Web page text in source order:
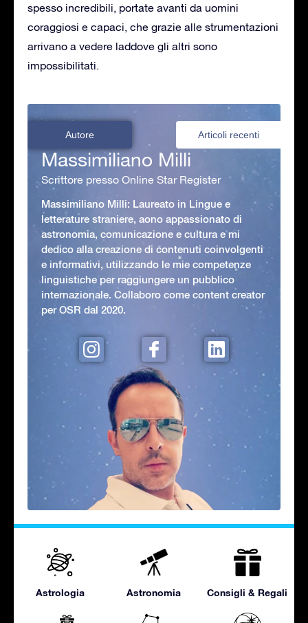
spesso incredibili, portate avanti da uomini
coraggiosi e capaci, che grazie alle strumentazioni
arrivano a vedere laddove gli altri sono
impossibilitati.
Autore Articoli recenti
Massimiliano Milli
Scrittore presso Online Star Register
Massimiliano Milli: Laureato in Lingue e
letterature straniere, aono appassionato di
astronomia, comunicazione e cultura e mi
dedico alla creazione di contenuti coinvolgenti
e informativi, utilizzando le mie competenze
linguistiche per raggiungere un pubblico
internazionale. Collaboro come content creator
per OSR dal 2020.
Astrologia Astronomia Consigli & Regali